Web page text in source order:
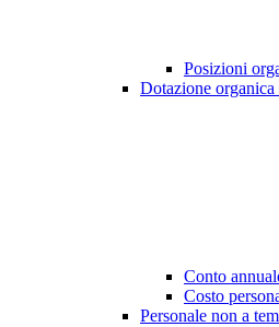
Posizioni
Dotazione organica
Conto
Costo
Personale non a